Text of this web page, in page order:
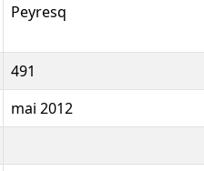
Peyresq
491
mai 2012